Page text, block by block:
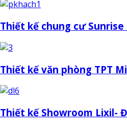
Thiết kế chung cư Sunrise
Thiết kế văn phòng TPT
Thiết kế Showroom Lixil-